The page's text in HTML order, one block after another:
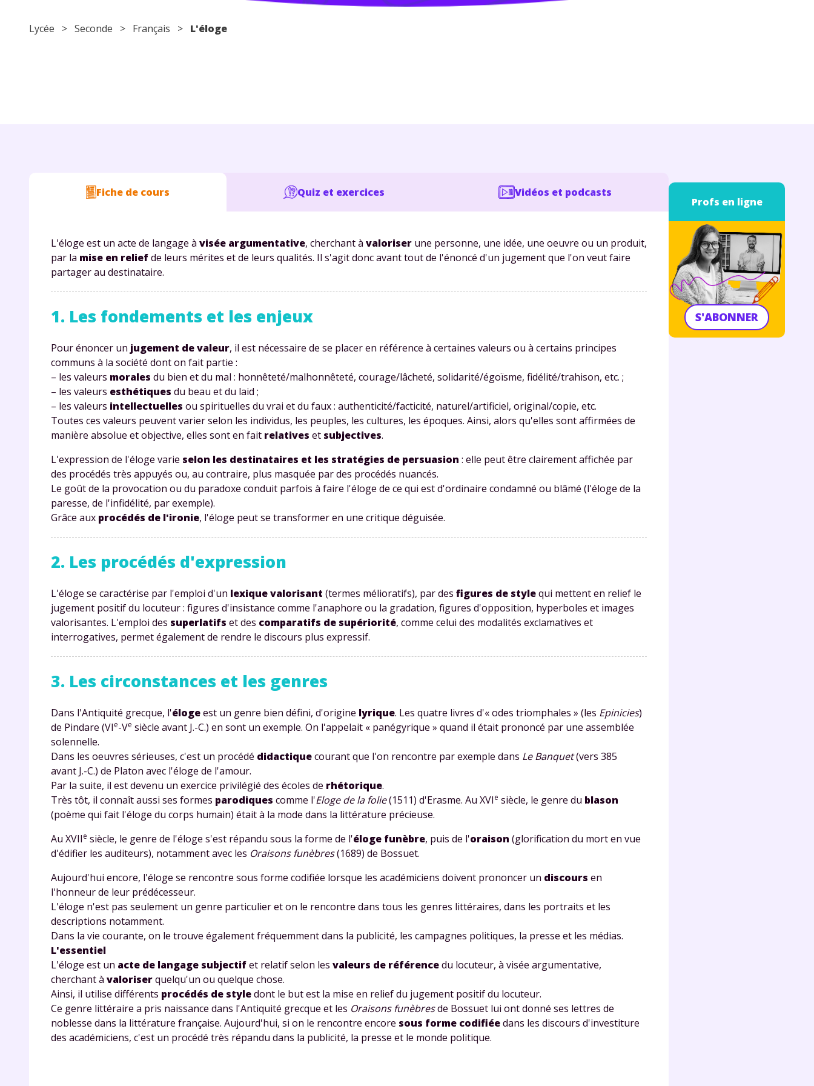
Lycée > Seconde > Français > L'éloge
Fiche de cours Quiz et exercices Vidéos et podcasts
L'éloge est un acte de langage à visée argumentative, cherchant à valoriser une personne, une idée, une oeuvre ou un produit,
par la mise en reliefde leurs mérites et de leurs qualités. Il s'agit donc avant tout de l'énoncé d'un jugement que l'on veut faire
partager au destinataire.
1. Les fondements et les enjeux
Pour énoncer un jugement de valeur, il est nécessaire de se placer en référence à certaines valeurs ou à certains principes
communs à la société dont on fait partie :
– les valeurs morales du bien et du mal : honnêteté/malhonnêteté, courage/lâcheté, solidarité/égoïsme, fidélité/trahison, etc. ;
– les valeurs esthétiques du beau et du laid ;
– les valeurs intellectuelles ou spirituelles du vrai et du faux : authenticité/facticité, naturel/artificiel, original/copie, etc.
Toutes ces valeurs peuvent varier selon les individus, les peuples, les cultures, les époques. Ainsi, alors qu'elles sont affirmées de
manière absolue et objective, elles sont en fait relatives et subjectives.
L'expression de l'éloge varie selon les destinataires et les stratégies de persuasion : elle peut être clairement affichée par
des procédés très appuyés ou, au contraire, plus masquée par des procédés nuancés.
Le goût de la provocation ou du paradoxe conduit parfois à faire l'éloge de ce qui est d'ordinaire condamné ou blâmé (l'éloge de la
paresse, de l'infidélité, par exemple).
Grâce aux procédés de l'ironie, l'éloge peut se transformer en une critique déguisée.
2. Les procédés d'expression
L'éloge se caractérise par l'emploi d'un lexique valorisant (termes mélioratifs), par des figures de stylequi mettent en relief le
jugement positif du locuteur : figures d'insistance comme l'anaphore ou la gradation, figures d'opposition, hyperboles et images
valorisantes. L'emploi des superlatifs et des comparatifs de supériorité, comme celui des modalités exclamatives et
interrogatives, permet également de rendre le discours plus expressif.
3. Les circonstances et les genres
Dans l'Antiquité grecque, l'élogeest un genre bien défini, d'origine lyrique. Les quatre livres d'« odes triomphales » (les Epinicies)
de Pindare (VIe-Ve siècle avant J.-C.) en sont un exemple. On l'appelait « panégyrique » quand il était prononcé par une assemblée
solennelle.
Dans les oeuvres sérieuses, c'est un procédé didactiquecourant que l'on rencontre par exemple dans Le Banquet(vers 385
avant J.-C.) de Platon avec l'éloge de l'amour.
Par la suite, il est devenu un exercice privilégié des écoles de rhétorique.
Très tôt, il connaît aussi ses formes parodiques comme l'Eloge de la folie(1511) d'Erasme. Au XVIe siècle, le genre du blason
(poème qui fait l'éloge du corps humain) était à la mode dans la littérature précieuse.
Au XVIIe siècle, le genre de l'éloge s'est répandu sous la forme de l'éloge funèbre, puis de l'oraison (glorification du mort en vue
d'édifier les auditeurs), notamment avec les Oraisons funèbres(1689) de Bossuet.
Aujourd'hui encore, l'éloge se rencontre sous forme codifiée lorsque les académiciens doivent prononcer un discours en
l'honneur de leur prédécesseur.
L'éloge n'est pas seulement un genre particulier et on le rencontre dans tous les genres littéraires, dans les portraits et les
descriptions notamment.
Dans la vie courante, on le trouve également fréquemment dans la publicité, les campagnes politiques, la presse et les médias.
L'essentiel
L'éloge est un acte de langage subjectifet relatif selon les valeurs de référencedu locuteur, à visée argumentative,
cherchant à valoriserquelqu'un ou quelque chose.
Ainsi, il utilise différents procédés de styledont le but est la mise en relief du jugement positif du locuteur.
Ce genre littéraire a pris naissance dans l'Antiquité grecque et les Oraisons funèbresde Bossuet lui ont donné ses lettres de
noblesse dans la littérature française. Aujourd'hui, si on le rencontre encore sous forme codifiéedans les discours d'investiture
des académiciens, c'est un procédé très répandu dans la publicité, la presse et le monde politique.
Profs en ligne
S'ABONNER
Envie de progresser et de
réussir votre année scolaire ?
Testez gratuitement pendant 24h
notre plateforme de soutien scolaire !